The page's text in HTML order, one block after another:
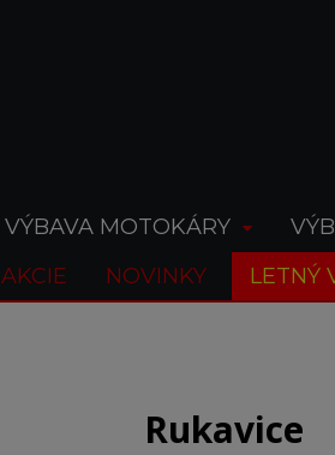
VÝBAVA MOTOKÁRY
AKCIE
NOVINKY LETNÝ
Rukavice